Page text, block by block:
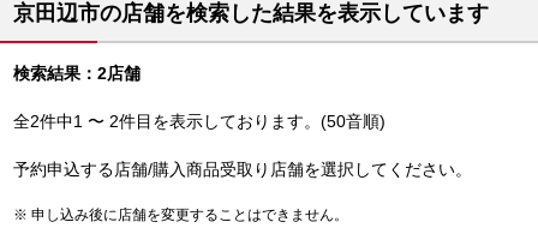
京田辺市の店舗を検索した結果を表示しています
検索結果：2店舗
全2件中1 〜 2件目を表示しております。(50音順)
予約申込する店舗/購入商品受取り店舗を選択してください。
申し込み後に店舗を変更することはできません。